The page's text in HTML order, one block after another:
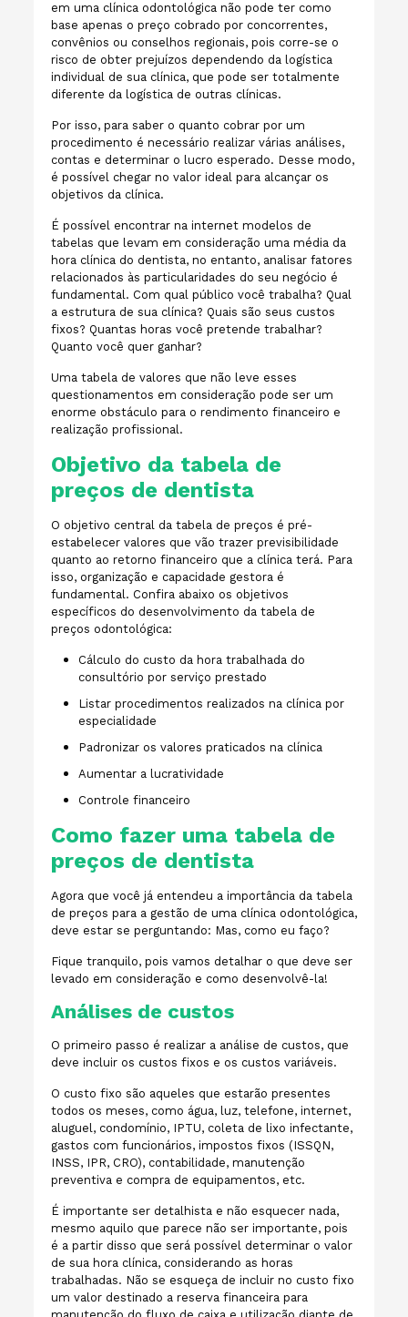
em uma clínica odontológica não pode ter como
base apenas o preço cobrado por concorrentes,
convênios ou conselhos regionais, pois corre-se o
risco de obter prejuízos dependendo da logística
individual de sua clínica, que pode ser totalmente
diferente da logística de outras clínicas.
Por isso, para saber o quanto cobrar por um
procedimento é necessário realizar várias análises,
contas e determinar o lucro esperado. Desse modo,
é possível chegar no valor ideal para alcançar os
objetivos da clínica.
É possível encontrar na internet modelos de
tabelas que levam em consideração uma média da
hora clínica do dentista, no entanto, analisar fatores
relacionados às particularidades do seu negócio é
fundamental. Com qual público você trabalha? Qual
a estrutura de sua clínica? Quais são seus custos
fixos? Quantas horas você pretende trabalhar?
Quanto você quer ganhar?
Uma tabela de valores que não leve esses
questionamentos em consideração pode ser um
enorme obstáculo para o rendimento financeiro e
realização profissional.
Objetivo da tabela de
preços de dentista
O objetivo central da tabela de preços é pré-
estabelecer valores que vão trazer previsibilidade
quanto ao retorno financeiro que a clínica terá. Para
isso, organização e capacidade gestora é
fundamental. Confira abaixo os objetivos
específicos do desenvolvimento da tabela de
preços odontológica:
Cálculo do custo da hora trabalhada do
consultório por serviço prestado
Listar procedimentos realizados na clínica por
especialidade
Padronizar os valores praticados na clínica
Aumentar a lucratividade
Controle financeiro
Como fazer uma tabela de
preços de dentista
Agora que você já entendeu a importância da tabela
de preços para a gestão de uma clínica odontológica,
deve estar se perguntando: Mas, como eu faço?
Fique tranquilo, pois vamos detalhar o que deve ser
levado em consideração e como desenvolvê-la!
Análises de custos
O primeiro passo é realizar a análise de custos, que
deve incluir os custos fixos e os custos variáveis.
O custo fixo são aqueles que estarão presentes
todos os meses, como água, luz, telefone, internet,
aluguel, condomínio, IPTU, coleta de lixo infectante,
gastos com funcionários, impostos fixos (ISSQN,
INSS, IPR, CRO), contabilidade, manutenção
preventiva e compra de equipamentos, etc.
É importante ser detalhista e não esquecer nada,
mesmo aquilo que parece não ser importante, pois
é a partir disso que será possível determinar o valor
de sua hora clínica, considerando as horas
trabalhadas. Não se esqueça de incluir no custo fixo
um valor destinado a reserva financeira para